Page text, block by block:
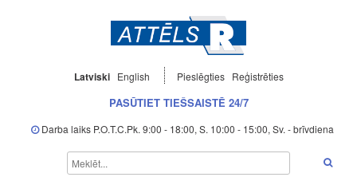
Latviski English Pieslēgties Reģistrēties
PASŪTIET TIEŠSAISTĒ 24/7
Darba laiks P.O.T.C.Pk. 9:00 - 18:00, S. 10:00 - 15:00, Sv. - brīvdiena